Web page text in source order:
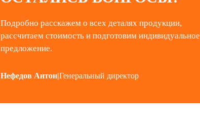
Подробно расскажем о всех деталях продукции,
рассчитаем стоимость и подготовим индивидуальное
предложение.
Нефедов Антон|Генеральный директор